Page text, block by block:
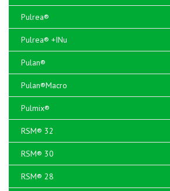
Pulrea®
Pulrea® +INu
Pulan®
Pulan®Macro
Pulmix®
RSM® 32
RSM® 30
RSM® 28